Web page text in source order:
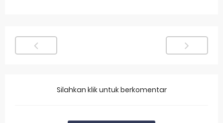
Silahkan klik untuk berkomentar